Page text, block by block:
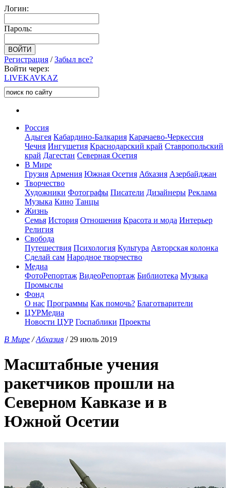
Логин:
Пароль:
Регистрация /Забыл все?
Войти через:
LIVEKAVKAZ
Россия
Адыгея Кабардино-Балкария Карачаево-Черкессия
Чечня Ингушетия Краснодарский край Ставропольский
край Дагестан Северная Осетия
В Мире
Грузия Армения Южная Осетия Абхазия Азербайджан
Творчество
Художники Фотографы Писатели Дизайнеры Реклама
Музыка Кино Танцы
Жизнь
Семья История Отношения Красота и мода Интерьер
Религия
Свобода
Путешествия Психология Культура Авторская колонка
Сделай сам Народное творчество
Медиа
ФотоРепортаж ВидеоРепортаж Библиотека Музыка
Промыслы
Фонд
О нас Программы Как помочь? Благотварители
ЦУРМедиа
Новости ЦУР Госпаблики Проекты
В Мире /Абхазия / 29 июль 2019
Масштабные учения
ракетчиков прошли на
Северном Кавказе и в
Южной Осетии